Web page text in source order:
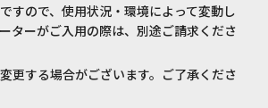
すので、使用状況・環境によって変動し
ターがご入用の際は、別途ご請求くださ
更する場合がございます。ご了承くださ